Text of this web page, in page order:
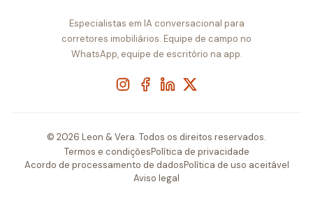
Especialistas em IA conversacional para
corretores imobiliários. Equipe de campo no
WhatsApp, equipe de escritório na app.
Instagram
Facebook
LinkedIn
X
© 2026 Leon & Vera. Todos os direitos reservados.
Termos e condiçõesPolítica de privacidade
Acordo de processamento de dadosPolítica de uso aceitável
Aviso legal